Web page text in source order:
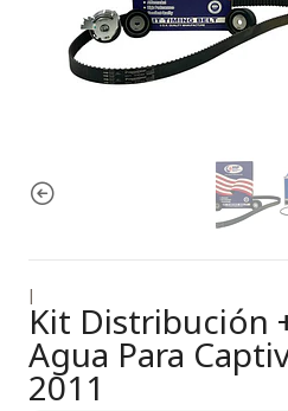
|
Kit Distribución
Agua Para
2011